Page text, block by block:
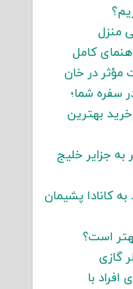
منزل
کامل
مؤثر در خان
سفره شما؛
بهترین
به جزایر خلیج
کانادا پشیمان
است؟
گازی
با